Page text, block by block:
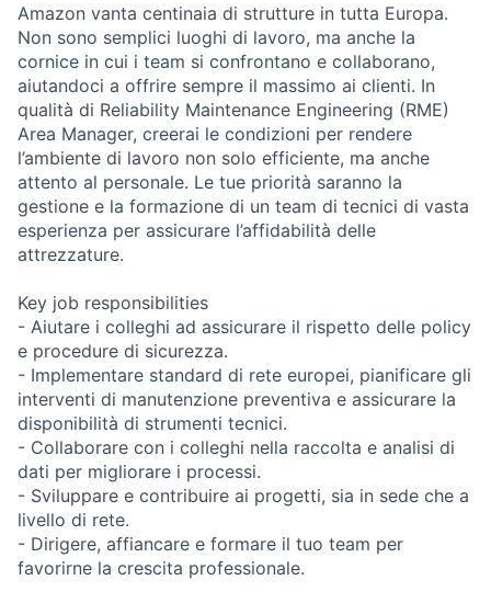
Amazon vanta centinaia di strutture in tutta Europa.
Non sono semplici luoghi di lavoro, ma anche la
cornice in cui i team si confrontano e collaborano,
aiutandoci a offrire sempre il massimo ai clienti. In
qualità di Reliability Maintenance Engineering (RME)
Area Manager, creerai le condizioni per rendere
l’ambiente di lavoro non solo efficiente, ma anche
attento al personale. Le tue priorità saranno la
gestione e la formazione di un team di tecnici di vasta
esperienza per assicurare l’affidabilità delle
attrezzature.
Key job responsibilities
- Aiutare i colleghi ad assicurare il rispetto delle policy
e procedure di sicurezza.
- Implementare standard di rete europei, pianificare gli
interventi di manutenzione preventiva e assicurare la
disponibilità di strumenti tecnici.
- Collaborare con i colleghi nella raccolta e analisi di
dati per migliorare i processi.
- Sviluppare e contribuire ai progetti, sia in sede che a
livello di rete.
- Dirigere, affiancare e formare il tuo team per
favorirne la crescita professionale.